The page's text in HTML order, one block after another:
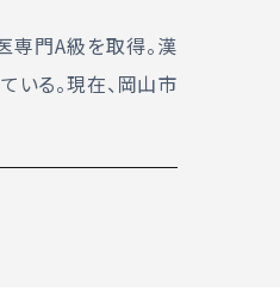
専門A級を取得。漢
いる。現在、岡山市